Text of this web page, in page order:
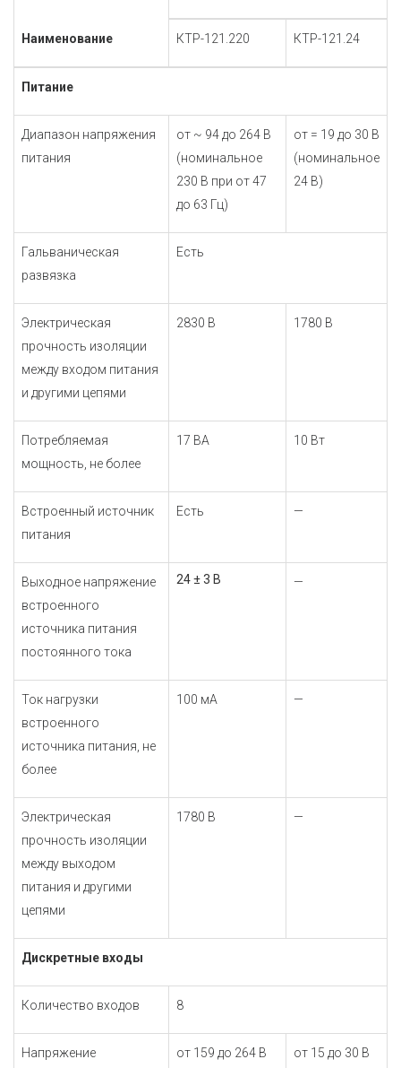
Наименование КТР-121.220 КТР-121.24
Питание
Диапазон напряжения
питания
от ~ 94 до 264 В
(номинальное
230 В при от 47
до 63 Гц)
от = 19 до 30 В
(номинальное
24 В)
Гальваническая
развязка
Есть
Электрическая
прочность изоляции
между входом питания
и другими цепями
2830 В 1780 В
Потребляемая
мощность, не более
17 ВА 10 Вт
Встроенный источник
питания
Есть —
Выходное напряжение
встроенного
источника питания
постоянного тока
24 ± 3 В —
Ток нагрузки
встроенного
источника питания, не
более
100 мА —
Электрическая
прочность изоляции
между выходом
питания и другими
цепями
1780 В —
Дискретные входы
Количество входов 8
Напряжение
от 159 до 264 В
от 15 до 30 В